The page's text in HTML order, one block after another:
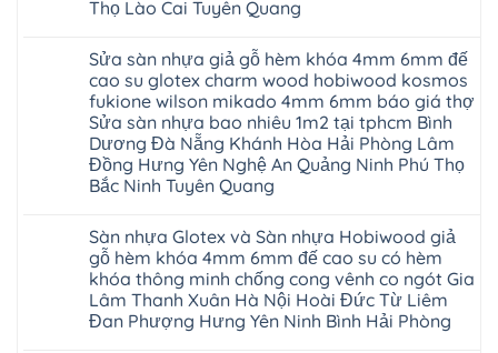
Thọ Lào Cai Tuyên Quang
bình
luận
ở
Sàn
gỗ
AURUM
Floor
Báo
giá
Sàn
Floor
nhập
khẩu
Malaysia
RUM
14
AI
Sửa sàn nhựa giả gỗ hèm khóa 4mm 6mm đế
cao su glotex charm wood hobiwood kosmos
fukione wilson mikado 4mm 6mm báo giá thợ
Sửa sàn nhựa bao nhiêu 1m2 tại tphcm Bình
Dương Đà Nẵng Khánh Hòa Hải Phòng Lâm
Đồng Hưng Yên Nghệ An Quảng Ninh Phú Thọ
Bắc Ninh Tuyên Quang
bình
luận
ở
Sửa
sàn
nhựa
giả
Sàn nhựa Glotex và Sàn nhựa Hobiwood giả
gỗ hèm khóa 4mm 6mm đế cao su có hèm
khóa thông minh chống cong vênh co ngót Gia
Lâm Thanh Xuân Hà Nội Hoài Đức Từ Liêm
Đan Phượng Hưng Yên Ninh Bình Hải Phòng